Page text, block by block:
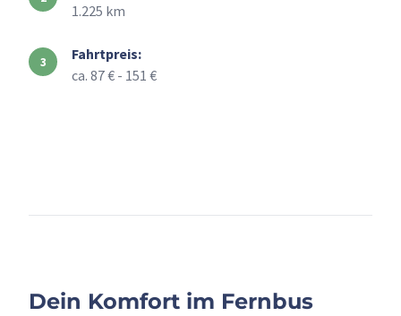
1.225 km
Fahrtpreis:
ca. 87 € - 151 €
Dein Komfort im Fernbus